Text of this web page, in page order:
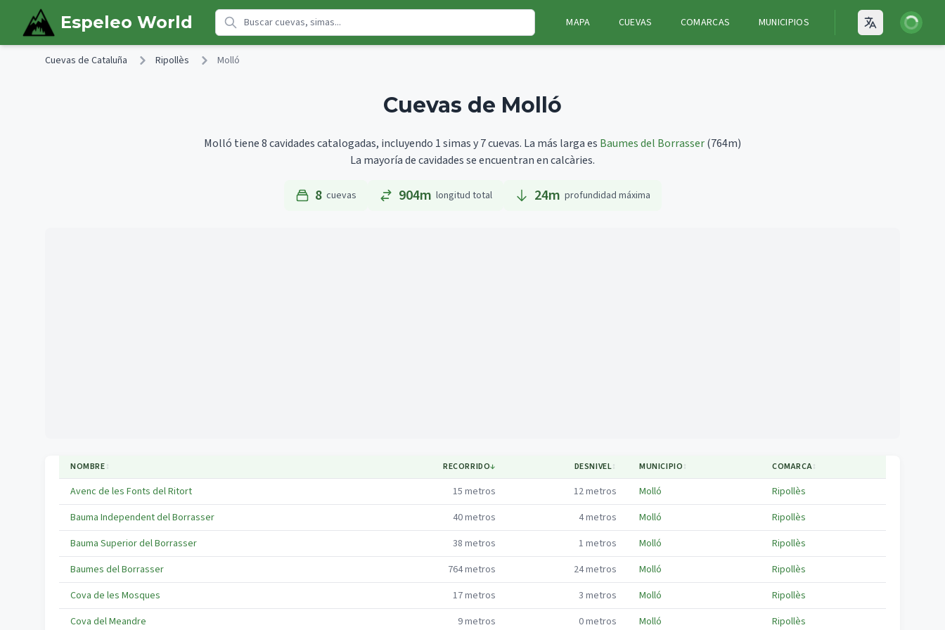
Skip to main content
Espeleo World MAPA CUEVAS COMARCAS MUNICIPIOS Open
Iniciar
Cuevas de Cataluña Ripollès Molló
Cuevas de Molló
Molló tiene 8 cavidades catalogadas, incluyendo 1 simas y 7 cuevas. La más larga es Baumes del Borrasser(764m)
La mayoría de cavidades se encuentran en calcàries.
8 cuevas 904m longitud total 24m profundidad máxima
NOMBRE↕ RECORRIDO↓ DESNIVEL↕ MUNICIPIO↕ COMARCA↕
Avenc de les Fonts del Ritort 15 metros 12metros Molló
Ripollès
Bauma Independent del Borrasser
40metros 4metros Molló
Ripollès
Bauma Superior del Borrasser
38 metros 1 metros Molló
Ripollès
Baumes del Borrasser
764metros 24metros Molló
Ripollès
Cova de les Mosques
17metros 3 metros Molló
Ripollès
Cova del Meandre
9metros 0metros Molló Ripollès